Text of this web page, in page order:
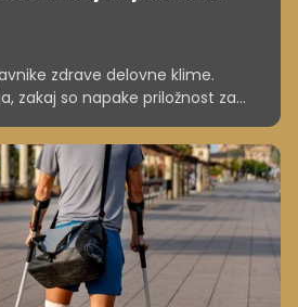
zdrave delovne klime.
zakaj so napake priložnost za
vzorci vplivajo na učinkovitost